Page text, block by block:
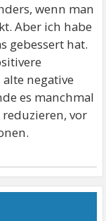
wenn man
Aber ich habe
gebessert hat.
negative
es manchmal
vor